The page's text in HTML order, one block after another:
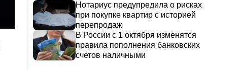
Нотариус предупредила о рисках
при покупке квартир с историей
перепродаж
В России с 1 октября изменятся
правила пополнения банковских
счетов наличными